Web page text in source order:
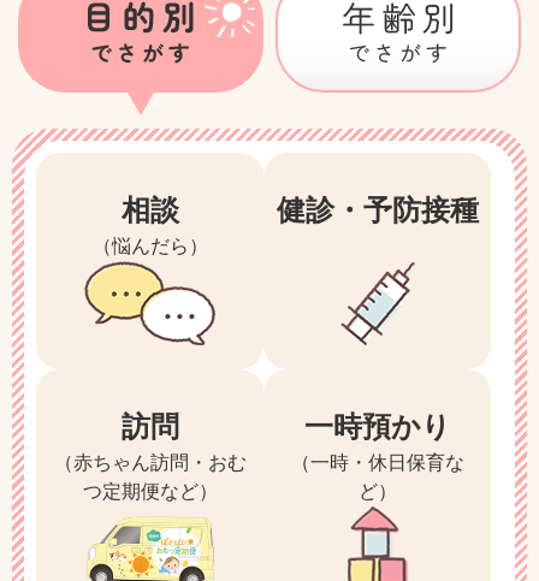
相談
（悩んだら）
健診・予防接種
訪問
（赤ちゃん訪問・おむ
つ定期便など）
一時預かり
（一時・休日保育な
ど）